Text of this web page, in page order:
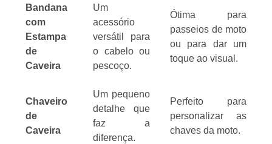
Bandana
com
Estampa
de
Caveira
Um
acessório
versátil para
o cabelo ou
pescoço.
Ótima para
passeios de moto
ou para dar um
toque ao visual.
Chaveiro
de
Caveira
Um pequeno
detalhe que
faz a
diferença.
Perfeito para
personalizar as
chaves da moto.